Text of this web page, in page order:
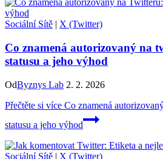
Sociální Sítě | X (Twitter)
Co znamená autorizovaný na
statusu a jeho výhod
OdByznys Lab 2. 2. 2026
Přečtěte si více Co znamená
statusu a jeho výhod
Sociální Sítě | X (Twitter)